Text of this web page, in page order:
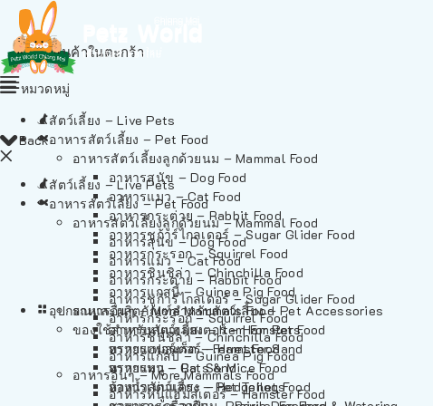
ไม่มีสินค้าในตะกร้า
Back
สัตว์เลี้ยง – Live Pets
อาหารสัตว์เลี้ยง – Pet Food
อาหารสัตว์เลี้ยงลูกด้วยนม – Mammal Food
อาหารสุนัข – Dog Food
อาหารแมว – Cat Food
อาหารกระต่าย – Rabbit Food
อาหารชูก้าร์ไกลเดอร์ – Sugar Glider Food
อาหารกระรอก – Squirrel Food
อาหารชินชิล่า – Chinchilla Food
อาหารแกสบี้ – Guinea Pig Food
อาหารอื่นๆ – More Mammals Food
อาหารหนูแฮมสเตอร์ – Hamster Food
หมวดหมู่
สัตว์เลี้ยง – Live Pets
อาหารสัตว์เลี้ยง – Pet Food
อาหารสัตว์เลี้ยงลูกด้วยนม – Mammal Food
อาหารสุนัข – Dog Food
อาหารแมว – Cat Food
อาหารกระต่าย – Rabbit Food
อาหารชูก้าร์ไกลเดอร์ – Sugar Glider Food
อาหารกระรอก – Squirrel Food
อาหารชินชิล่า – Chinchilla Food
อาหารแกสบี้ – Guinea Pig Food
อาหารอื่นๆ – More Mammals Food
อาหารหนูแฮมสเตอร์ – Hamster Food
อาหารเฟอร์เร็ต – Ferret Food
อาหารหนู – Rats & Mice Food
อาหารเม่นแคระ – Hedgehog Food
อุปกรณและผลิตภัณฑ์สำหรับสัตว์เลี้ยง – Pet Accessories
ของใช้สำหรับสัตว์เลี้ยง – Item For Pets
ทรายแฮมสเตอร์ – Hamster Sand
ทรายแมว – Cat Sand
ห้องน้ำสัตว์เลี้ยง – Pet Toilets